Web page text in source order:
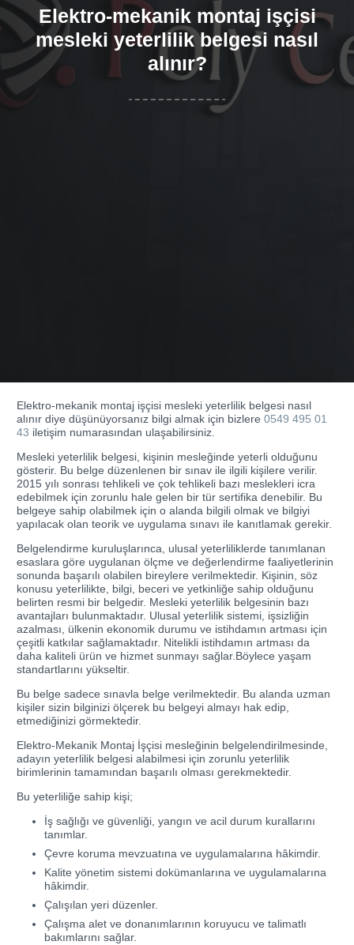
Elektro-mekanik montaj işçisi
mesleki yeterlilik belgesi nasıl
alınır?
Elektro-mekanik montaj işçisi mesleki yeterlilik belgesi nasıl
alınır diye düşünüyorsanız bilgi almak için bizlere 0549 495 01
43 iletişim numarasından ulaşabilirsiniz.
Mesleki yeterlilik belgesi, kişinin mesleğinde yeterli olduğunu
gösterir. Bu belge düzenlenen bir sınav ile ilgili kişilere verilir.
2015 yılı sonrası tehlikeli ve çok tehlikeli bazı meslekleri icra
edebilmek için zorunlu hale gelen bir tür sertifika denebilir. Bu
belgeye sahip olabilmek için o alanda bilgili olmak ve bilgiyi
yapılacak olan teorik ve uygulama sınavı ile kanıtlamak gerekir.
Belgelendirme kuruluşlarınca, ulusal yeterliliklerde tanımlanan
esaslara göre uygulanan ölçme ve değerlendirme faaliyetlerinin
sonunda başarılı olabilen bireylere verilmektedir. Kişinin, söz
konusu yeterlilikte, bilgi, beceri ve yetkinliğe sahip olduğunu
belirten resmi bir belgedir. Mesleki yeterlilik belgesinin bazı
avantajları bulunmaktadır. Ulusal yeterlilik sistemi, işsizliğin
azalması, ülkenin ekonomik durumu ve istihdamın artması için
çeşitli katkılar sağlamaktadır. Nitelikli istihdamın artması da
daha kaliteli ürün ve hizmet sunmayı sağlar.Böylece yaşam
standartlarını yükseltir.
Bu belge sadece sınavla belge verilmektedir. Bu alanda uzman
kişiler sizin bilginizi ölçerek bu belgeyi almayı hak edip,
etmediğinizi görmektedir.
Elektro-Mekanik Montaj İşçisi mesleğinin belgelendirilmesinde,
adayın yeterlilik belgesi alabilmesi için zorunlu yeterlilik
birimlerinin tamamından başarılı olması gerekmektedir.
Bu yeterliliğe sahip kişi;
İş sağlığı ve güvenliği, yangın ve acil durum kurallarını
tanımlar.
Çevre koruma mevzuatına ve uygulamalarına hâkimdir.
Kalite yönetim sistemi dokümanlarına ve uygulamalarına
hâkimdir.
Çalışılan yeri düzenler.
Çalışma alet ve donanımlarının koruyucu ve talimatlı
bakımlarını sağlar.